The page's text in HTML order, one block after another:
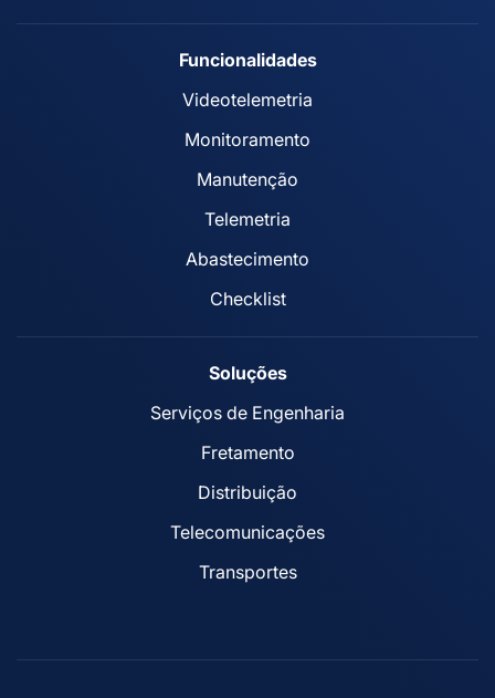
Funcionalidades
Videotelemetria
Monitoramento
Manutenção
Telemetria
Abastecimento
Checklist
Soluções
Serviços de Engenharia
Fretamento
Distribuição
Telecomunicações
Transportes